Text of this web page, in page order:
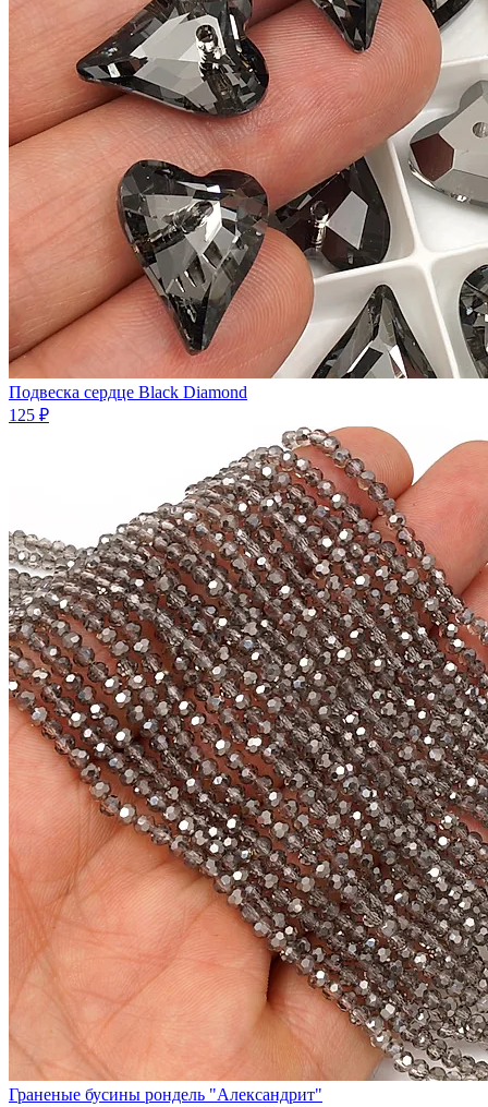
Подвеска сердце Black Diamond
125 ₽
Граненые бусины рондель "Александрит"